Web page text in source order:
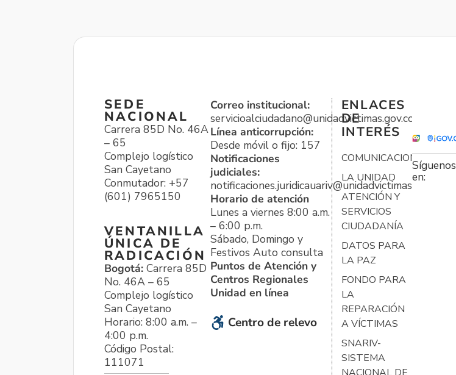
SEDE
NACIONAL
Carrera 85D No. 46A
– 65
Complejo logístico
San Cayetano
Conmutador: +57
(601) 7965150
VENTANILLA
ÚNICA DE
RADICACIÓN
Bogotá: Carrera 85D
No. 46A – 65
Complejo logístico
San Cayetano
Horario: 8:00 a.m. –
4:00 p.m.
Código Postal:
111071
Correo institucional:
servicioalciudadano@unidadvictimas.gov.co
Línea anticorrupción:
Desde móvil o fijo: 157
Notificaciones
judiciales:
notificaciones.juridicauariv@unidadvictimas.gov.co
Horario de atención
Lunes a viernes 8:00 a.m.
– 6:00 p.m.
Sábado, Domingo y
Festivos Auto consulta
Puntos de Atención y
Centros Regionales
Unidad en línea
Centro de relevo
ENLACES
DE
INTERÉS
COMUNICACIONES
LA UNIDAD
ATENCIÓN Y
SERVICIOS
CIUDADANÍA
DATOS PARA
LA PAZ
FONDO PARA
LA
REPARACIÓN
A VÍCTIMAS
SNARIV-
SISTEMA
Síguenos
en: